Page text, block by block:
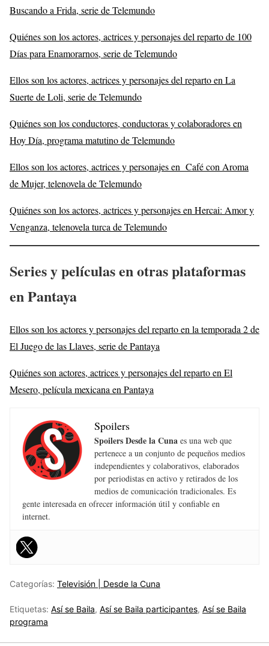
Buscando a Frida, serie de Telemundo
Quiénes son los actores, actrices y personajes del reparto de 100
Días para Enamorarnos, serie de Telemundo
Ellos son los actores, actrices y personajes del reparto en La
Suerte de Loli, serie de Telemundo
Quiénes son los conductores, conductoras y colaboradores en
Hoy Día, programa matutino de Telemundo
Ellos son los actores, actrices y personajes en Café con Aroma
de Mujer, telenovela de Telemundo
Quiénes son los actores, actrices y personajes en Hercai: Amor y
Venganza, telenovela turca de Telemundo
Series y películas en otras plataformas
en Pantaya
Ellos son los actores y personajes del reparto en la temporada 2 de
El Juego de las Llaves, serie de Pantaya
Quiénes son actores, actrices y personajes del reparto en El
Mesero, película mexicana en Pantaya
Spoilers
Spoilers Desde la Cuna es una web que
pertenece a un conjunto de pequeños medios
independientes y colaborativos, elaborados
por periodistas en activo y retirados de los
medios de comunicación tradicionales. Es
gente interesada en ofrecer información útil y confiable en
internet.
Categorías: Televisión | Desde la Cuna
Etiquetas: Así se Baila, Así se Baila participantes, Así se Baila
programa